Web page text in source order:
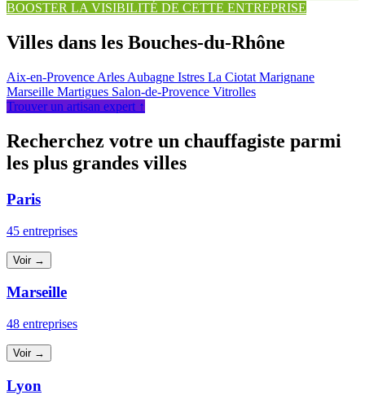
BOOSTER LA VISIBILITÉ DE CETTE ENTREPRISE
Villes dans les Bouches-du-Rhône
Aix-en-Provence Arles Aubagne Istres La Ciotat Marignane
Marseille Martigues Salon-de-Provence Vitrolles
Trouver un artisan expert ↑
Recherchez votre un chauffagiste parmi
les plus grandes villes
Paris
45 entreprises
Voir →
Marseille
48 entreprises
Voir →
Lyon